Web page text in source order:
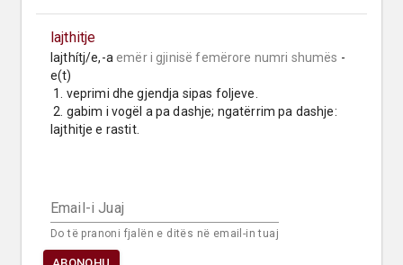
lajthitje
lajthítj/e,-a emër i gjinisë femërore numri shumës -
e(t)
2. gabim i vogël a pa dashje; ngatërrim pa dashje:
lajthitje e rastit.
Email-i Juaj
Do të pranoni fjalën e ditës në email-in tuaj